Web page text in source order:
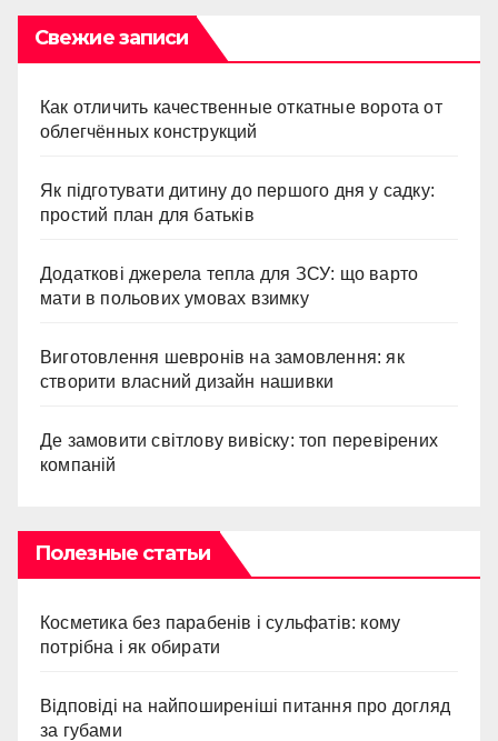
Свежие записи
Как отличить качественные откатные ворота от
облегчённых конструкций
Як підготувати дитину до першого дня у садку:
простий план для батьків
Додаткові джерела тепла для ЗСУ: що варто
мати в польових умовах взимку
Виготовлення шевронів на замовлення: як
створити власний дизайн нашивки
Де замовити світлову вивіску: топ перевірених
компаній
Полезные статьи
Косметика без парабенів і сульфатів: кому
потрібна і як обирати
Відповіді на найпоширеніші питання про догляд
за губами